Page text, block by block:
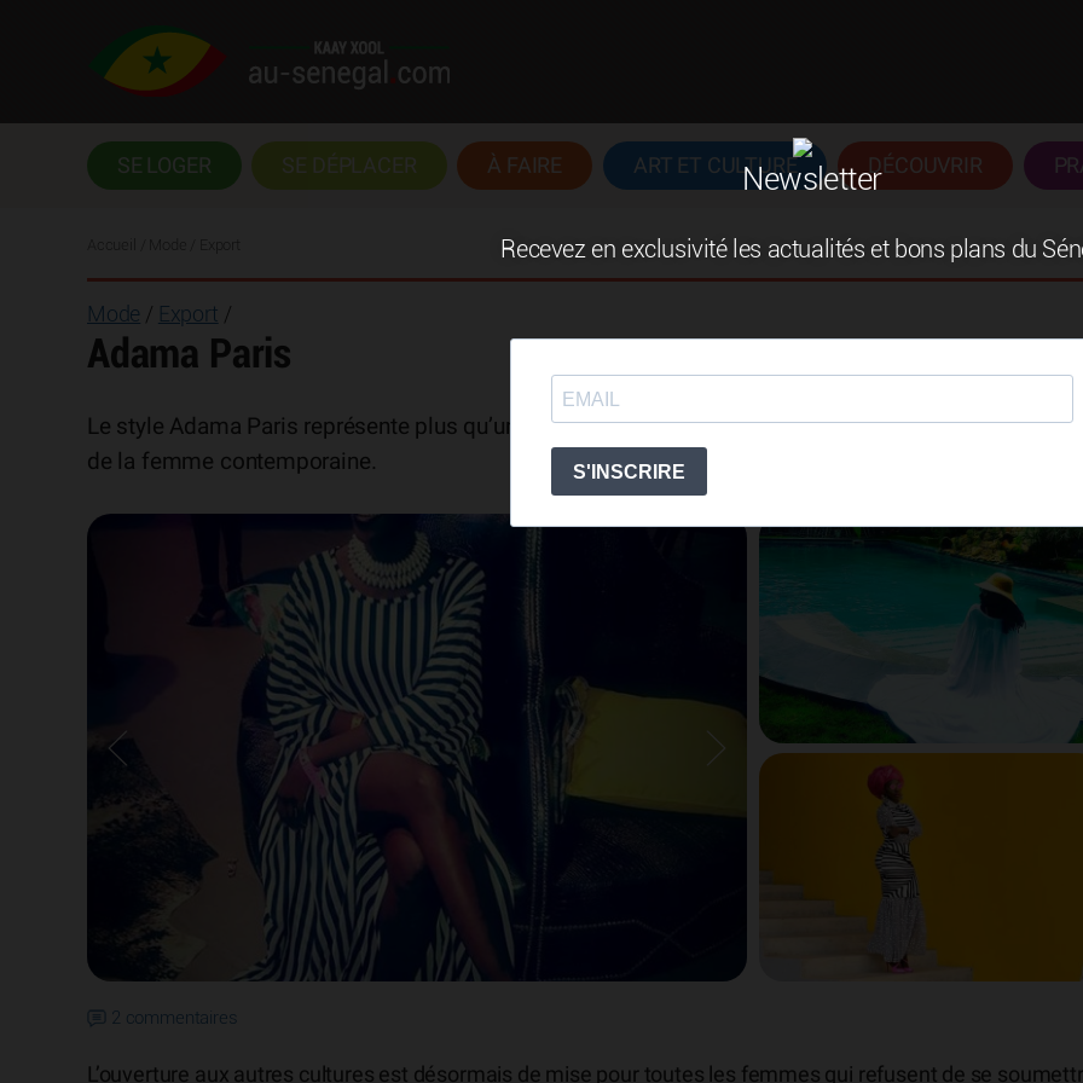
SE LOGER SE DÉPLACER À FAIRE ART ET CULTURE DÉCOUVRIR
Mode / Export /
Adama Paris
Le style Adama Paris représente plus qu’une façon de s’habiller : il reflète de surcroît les états
de la femme contemporaine.
2 commentaires
L’ouverture aux autres cultures est désormais de mise pour toutes les femmes qui refusent de se
Newsletter
Recevez en exclusivité les actualités et bons plans du